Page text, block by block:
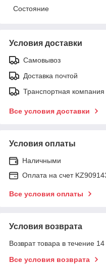
Состояние
Условия доставки
Самовывоз
Доставка почтой
Транспортная компания
Все условия доставки
Условия оплаты
Наличными
Оплата на счет
Все условия оплаты
Условия возврата
Возврат товара в течение
Все условия возврата